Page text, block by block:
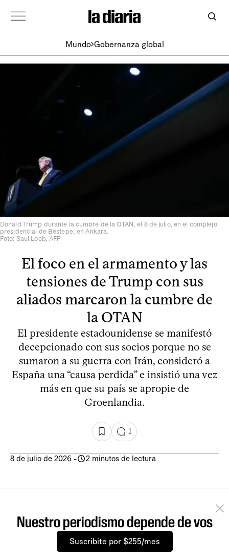
Mundo Gobernanza global
Donald Trump durante la cumbre de la OTAN, el 8 de julio, en el complejo
presidencial de Bestepe, en Ankara.
Foto: Saul Loeb, AFP
El foco en el armamento y las
tensiones de Trump con sus
aliados marcaron la cumbre de
la OTAN
El presidente estadounidense se manifestó
decepcionado con sus socios porque no se
sumaron a su guerra con Irán, consideró a
España una “causa perdida” e insistió una vez
más en que su país se apropie de
Groenlandia.
1
8 de julio de 2026 - 2 minutos de lectura
Nuestro periodismo depende de vos
Suscribite por $255/mes